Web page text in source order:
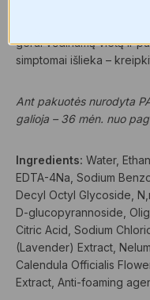
· Jei įkvėpus gaminio
gerai vėdinamą vietą ir
simptomai išlieka –
Ant pakuotės nurodyta
galioja – 36 mėn. nuo
Ingredients: Water,
EDTA-4Na, Sodium
Decyl Octyl Glycoside,
D-glucopyrannoside,
Citric Acid, Sodium
(Lavender) Extract,
Calendula Officialis
Extract, Anti-foaming